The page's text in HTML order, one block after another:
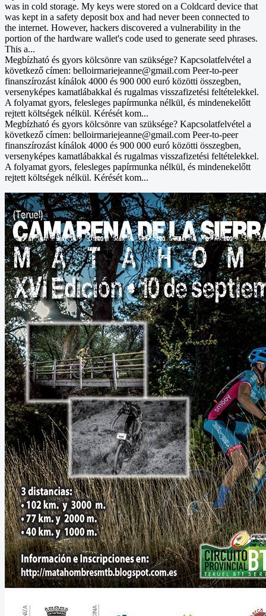
was in cold storage. My keys were stored on a Coldcard device that
was kept in a safety deposit box and had never been connected to
the internet. However, hackers discovered a vulnerability in the
portion of the hardware wallet's code used to generate seed phrases.
This a...
Megbízható és gyors kölcsönre van szüksége? Kapcsolatfelvétel a
következő címen: belloirmariejeanne@gmail.com Peer-to-peer
finanszírozást kínálok 4000 és 900 000 euró közötti összegben,
versenyképes kamatlábakkal és rugalmas visszafizetési feltételekkel.
A folyamat gyors, felesleges papírmunka nélkül, és mindenekelőtt
rejtett költségek nélkül. Kérését kom...
Megbízható és gyors kölcsönre van szüksége? Kapcsolatfelvétel a
következő címen: belloirmariejeanne@gmail.com Peer-to-peer
finanszírozást kínálok 4000 és 900 000 euró közötti összegben,
versenyképes kamatlábakkal és rugalmas visszafizetési feltételekkel.
A folyamat gyors, felesleges papírmunka nélkül, és mindenekelőtt
rejtett költségek nélkül. Kérését kom...